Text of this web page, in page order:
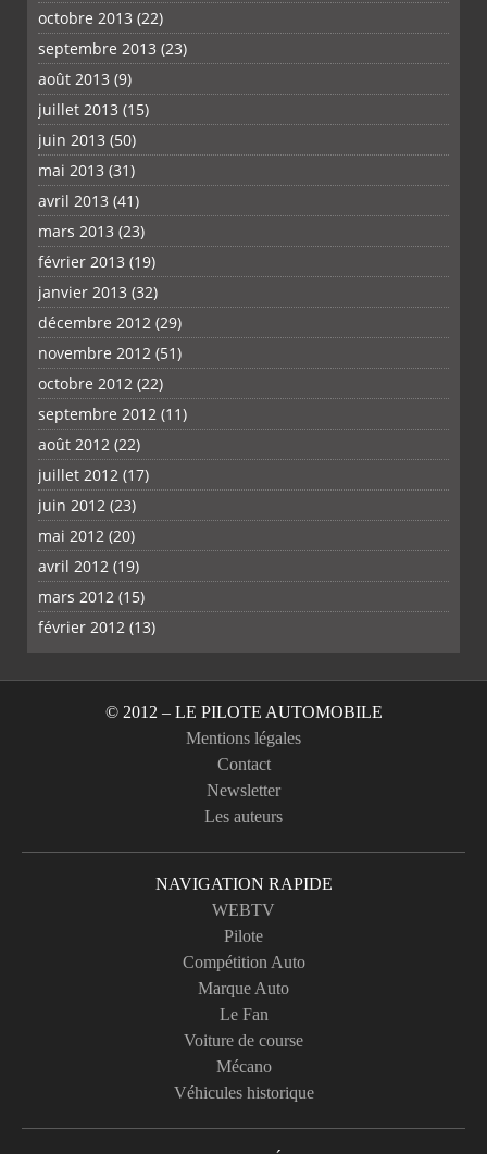
octobre 2013 (22)
septembre 2013 (23)
août 2013 (9)
juillet 2013 (15)
juin 2013 (50)
mai 2013 (31)
avril 2013 (41)
mars 2013 (23)
février 2013 (19)
janvier 2013 (32)
décembre 2012 (29)
novembre 2012 (51)
octobre 2012 (22)
septembre 2012 (11)
août 2012 (22)
juillet 2012 (17)
juin 2012 (23)
mai 2012 (20)
avril 2012 (19)
mars 2012 (15)
février 2012 (13)
© 2012 – LE PILOTE AUTOMOBILE
Mentions légales
Contact
Newsletter
Les auteurs
NAVIGATION RAPIDE
WEBTV
Pilote
Compétition Auto
Marque Auto
Le Fan
Voiture de course
Mécano
Véhicules historique